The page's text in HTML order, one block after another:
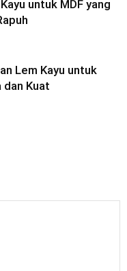
untuk MDF yang
Lem Kayu untuk
dan Kuat